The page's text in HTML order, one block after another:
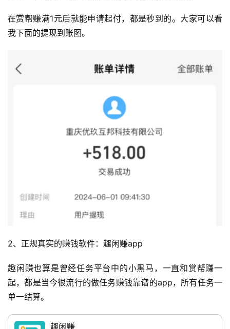
在赏帮赚满1元后就能申请起付，都是秒到的。大家可以看
我下面的提现到账图。
2、正规真实的赚钱软件：趣闲赚app
趣闲赚也算是曾经任务平台中的小黑马，一直和赏帮赚一
起，都是当今很流行的做任务赚钱靠谱的app，所有任务一
单一结算。
趣闲赚